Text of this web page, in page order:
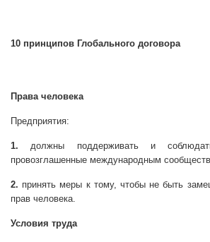
10 принципов Глобального договора
Права человека
Предприятия:
1. должны поддерживать и
провозглашенные международным
2. принять меры к тому, чтобы не быть
прав человека.
Условия труда